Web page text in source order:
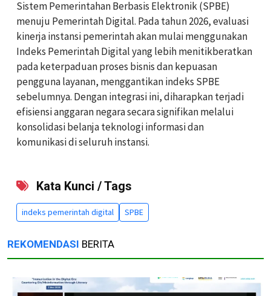
Sistem Pemerintahan Berbasis Elektronik (SPBE)
menuju Pemerintah Digital. Pada tahun 2026, evaluasi
kinerja instansi pemerintah akan mulai menggunakan
Indeks Pemerintah Digital yang lebih menitikberatkan
pada keterpaduan proses bisnis dan kepuasan
pengguna layanan, menggantikan indeks SPBE
sebelumnya. Dengan integrasi ini, diharapkan terjadi
efisiensi anggaran negara secara signifikan melalui
konsolidasi belanja teknologi informasi dan
komunikasi di seluruh instansi.
Kata Kunci / Tags
indeks pemerintah digital SPBE
REKOMENDASI BERITA